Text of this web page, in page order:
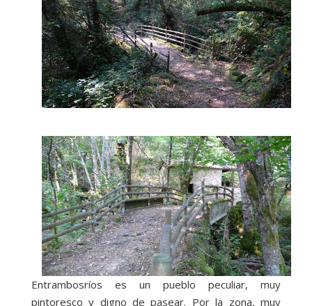
Entrambosríos es un pueblo peculiar, muy
pintoresco y digno de pasear. Por la zona, muy